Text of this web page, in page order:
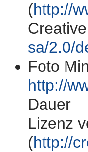
(http://
sa/2.0/
Foto
http://
Dauer
Lizenz
(http://